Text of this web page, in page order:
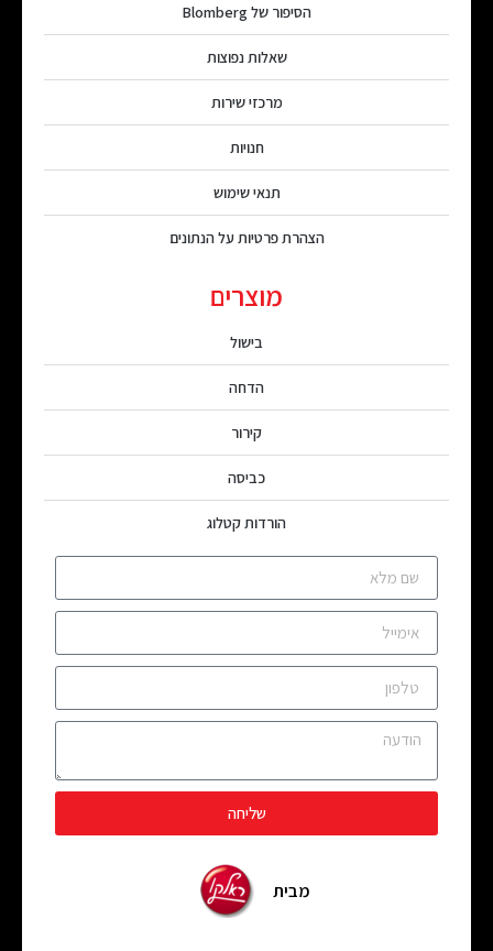
הסיפור של Blomberg
שאלות נפוצות
מרכזי שירות
חנויות
תנאי שימוש
הצהרת פרטיות על הנתונים
מוצרים
בישול
הדחה
קירור
כביסה
הורדות קטלוג
שליחה
מבית